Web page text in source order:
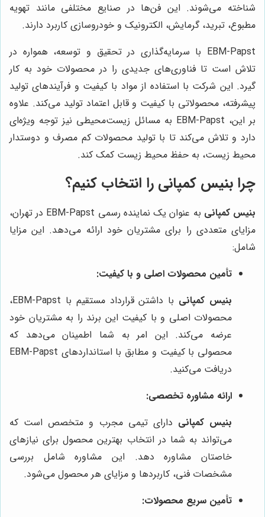
شناخته می‌شوند. این فن‌ها در صنایع مختلفی مانند تهویه
مطبوع، تبرید، گرمایش، الکترونیک و خودروسازی کاربرد دارند.
EBM-Papst با سرمایه‌گذاری در تحقیق و توسعه، همواره در
تلاش است تا فناوری‌های جدیدی را در محصولات خود به کار
گیرد. این شرکت با استفاده از مواد با کیفیت و فرآیندهای تولید
پیشرفته، محصولاتی با کیفیت و قابل اعتماد تولید می‌کند. علاوه
بر این، EBM-Papst به مسائل زیست‌محیطی نیز توجه ویژه‌ای
دارد و تلاش می‌کند تا با تولید محصولات کم مصرف و دوستدار
محیط زیست، به حفظ محیط زیست کمک کند.
چرا بنیس کمپانی را انتخاب کنیم؟
بنیس کمپانی
به عنوان یک نماینده رسمی EBM-Papst در تهران،
مزایای متعددی را برای مشتریان خود ارائه می‌دهد. این مزایا
شامل:
تأمین محصولات اصلی و با کیفیت:
بنیس کمپانی
با داشتن قرارداد مستقیم با EBM-Papst،
محصولات اصلی و با کیفیت این برند را به مشتریان خود
عرضه می‌کند. این امر به شما اطمینان می‌دهد که
محصولی با کیفیت و مطابق با استانداردهای EBM-Papst
دریافت می‌کنید.
ارائه مشاوره تخصصی:
بنیس کمپانی دارای تیمی مجرب و متخصص است که
می‌تواند به شما در انتخاب بهترین محصول برای نیازهای
خاصتان مشاوره دهد. این مشاوره شامل بررسی
مشخصات فنی، کاربردها و مزایای هر محصول می‌شود.
تأمین سریع محصولات: